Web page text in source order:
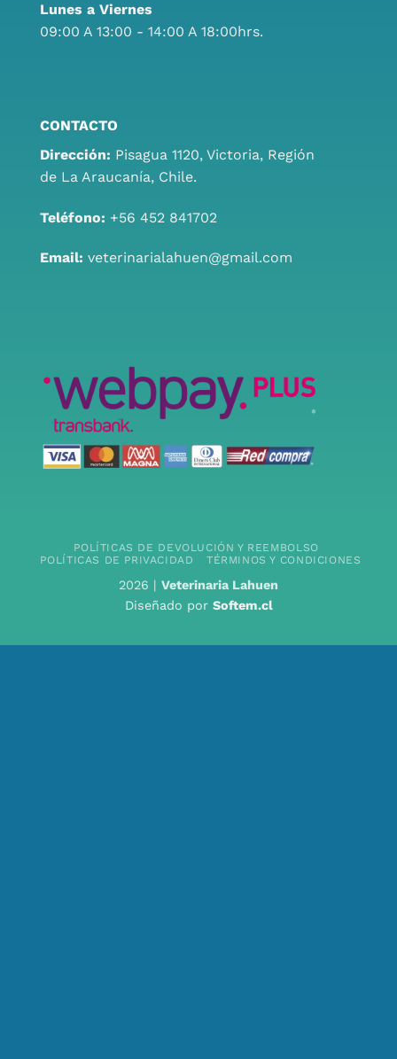
Lunes a Viernes
09:00 A 13:00 - 14:00 A 18:00hrs.
CONTACTO
Dirección: Pisagua 1120, Victoria, Región
de La Araucanía, Chile.
Teléfono: +56 452 841702
Email: veterinarialahuen@gmail.com
POLÍTICAS DE DEVOLUCIÓN Y REEMBOLSO
POLÍTICAS DE PRIVACIDAD
TÉRMINOS Y CONDICIONES
2026 | Veterinaria Lahuen
Diseñado por Softem.cl